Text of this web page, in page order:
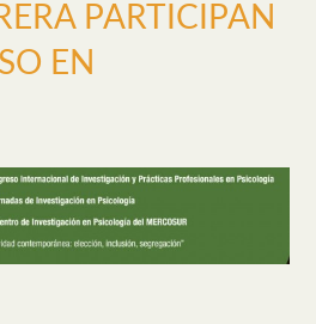
PARTICIPAN
EN